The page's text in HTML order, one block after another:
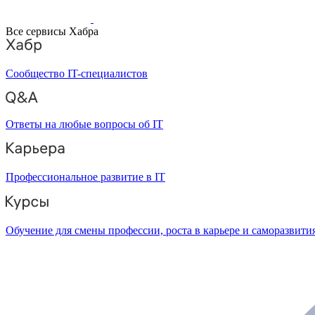
Все сервисы Хабра
Сообщество IT-специалистов
Ответы на любые вопросы об IT
Профессиональное развитие в IT
Обучение для смены профессии, роста в карьере и